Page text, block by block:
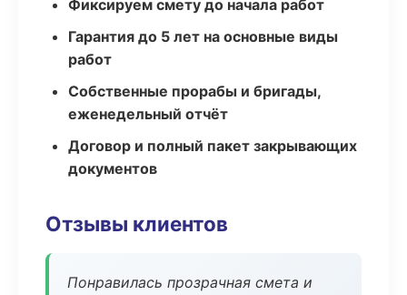
Фиксируем смету до начала работ
Гарантия до 5 лет на основные виды
работ
Собственные прорабы и бригады,
еженедельный отчёт
Договор и полный пакет закрывающих
документов
Отзывы клиентов
Понравилась прозрачная смета и